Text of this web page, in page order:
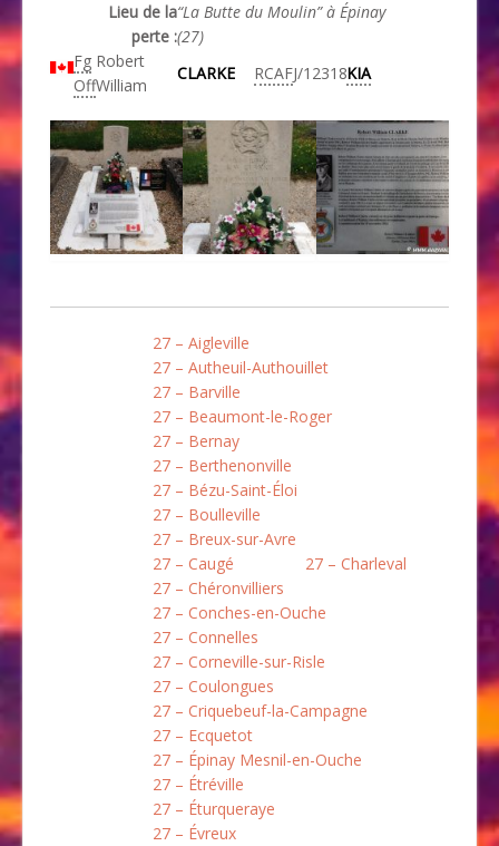
Lieu de la
perte :
“La Butte du Moulin” à Épinay
(27)
Fg
Off
Robert
William
CLARKE RCAFJ/12318KIA
27 – Aigleville
27 – Autheuil-Authouillet
27 – Barville
27 – Beaumont-le-Roger
27 – Bernay
27 – Berthenonville
27 – Bézu-Saint-Éloi
27 – Boulleville
27 – Breux-sur-Avre
27 – Caugé
27 – Charleval
27 – Chéronvilliers
27 – Conches-en-Ouche
27 – Connelles
27 – Corneville-sur-Risle
27 – Coulongues
27 – Criquebeuf-la-Campagne
27 – Ecquetot
27 – Épinay Mesnil-en-Ouche
27 – Étréville
27 – Éturqueraye
27 – Évreux